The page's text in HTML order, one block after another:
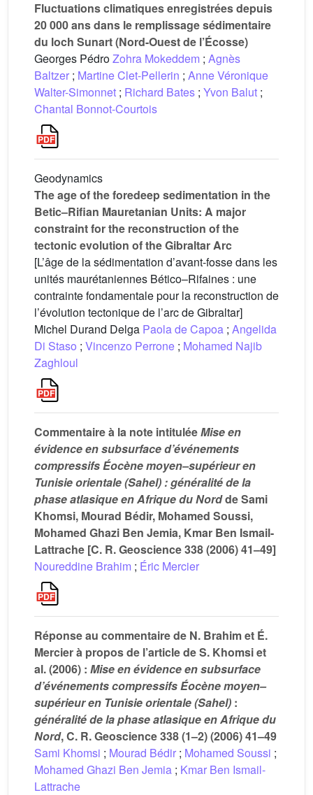
Fluctuations climatiques enregistrées depuis
20 000 ans dans le remplissage sédimentaire
du loch Sunart (Nord-Ouest de l’Écosse)
Georges PédroZohra Mokeddem ; Agnès
Baltzer ; Martine Clet-Pellerin ; Anne Véronique
Walter-Simonnet ; Richard Bates ; Yvon Balut ;
Chantal Bonnot-Courtois
Geodynamics
The age of the foredeep sedimentation in the
Betic–Rifian Mauretanian Units: A major
constraint for the reconstruction of the
tectonic evolution of the Gibraltar Arc
[L’âge de la sédimentation d’avant-fosse dans les
unités maurétaniennes Bético–Rifaines : une
contrainte fondamentale pour la reconstruction de
l’évolution tectonique de l’arc de Gibraltar]
Michel Durand Delga Paola de Capoa ; Angelida
Di Staso ; Vincenzo Perrone ; Mohamed Najib
Zaghloul
Commentaire à la note intituléeMiseen
évidenceensubsurface d’événements
compressifs Éocène moyen–supérieur en
Tunisie orientale (Sahel) : généralité de la
phase atlasique en Afrique du Nordde Sami
Khomsi, Mourad Bédir, Mohamed Soussi,
Mohamed Ghazi Ben Jemia, Kmar Ben Ismail-
Lattrache [C. R. Geoscience 338 (2006) 41–49]
Noureddine Brahim ; Éric Mercier
Réponse au commentaire de N. Brahim et É.
Mercier à propos de l’article de S. Khomsi et
al. (2006) : Miseenévidenceensubsurface
d’événementscompressifsÉocènemoyen–
supérieuren Tunisieorientale(Sahel) :
généralitédelaphaseatlasiqueenAfriquedu
Nord, C. R. Geoscience 338 (1–2) (2006) 41–49
Sami Khomsi ; Mourad Bédir ; Mohamed Soussi ;
Mohamed Ghazi Ben Jemia ; Kmar Ben Ismail-
Lattrache